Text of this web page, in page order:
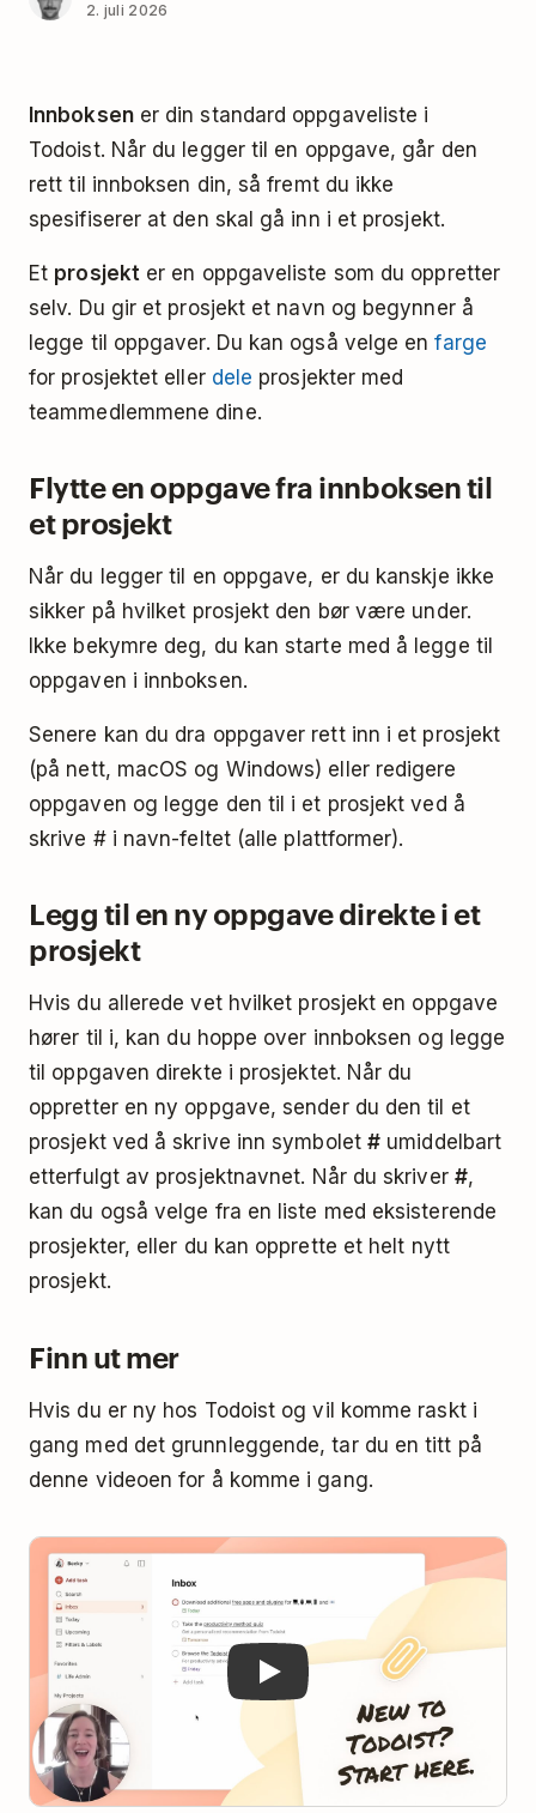
2. juli 2026
Innboksener din standard oppgaveliste i
Todoist. Når du legger til en oppgave, går den
rett til innboksen din, så fremt du ikke
spesifiserer at den skal gå inn i et prosjekt.
Et prosjekter en oppgaveliste som du oppretter
selv. Du gir et prosjekt et navn og begynner å
legge til oppgaver. Du kan også velge enfarge
for prosjektet eller dele prosjekter med
teammedlemmene dine.
Flytte en oppgave fra innboksen til
et prosjekt
Når du legger til en oppgave, er du kanskje ikke
sikker på hvilket prosjekt den bør være under.
Ikke bekymre deg, du kan starte med å legge til
oppgaven i innboksen.
Senere kan du dra oppgaver rett inn i et prosjekt
(på nett, macOS og Windows) eller redigere
oppgaven og legge den til i et prosjekt ved å
skrive # i navn-feltet (alle plattformer).
Legg til en ny oppgave direkte i et
prosjekt
Hvis du allerede vet hvilket prosjekt en oppgave
hører til i, kan du hoppe over innboksen og legge
til oppgaven direkte i prosjektet. Når du
oppretter en ny oppgave, sender du den til et
prosjekt ved å skrive inn symbolet # umiddelbart
etterfulgt av prosjektnavnet. Når du skriver #,
kan du også velge fra en liste med eksisterende
prosjekter, eller du kan opprette et helt nytt
prosjekt.
Finn ut mer
Hvis du er ny hos Todoist og vil komme raskt i
gang med det grunnleggende, tar du en titt på
denne videoen for å komme i gang.
Play